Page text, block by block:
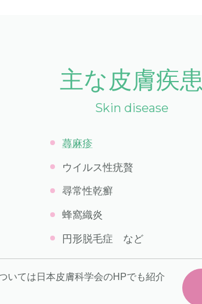
主な皮膚疾患
Skin disease
蕁麻疹
ウイルス性疣贅
尋常性乾癬
蜂窩織炎
円形脱毛症 など
いては日本皮膚科学会のHPでも紹介